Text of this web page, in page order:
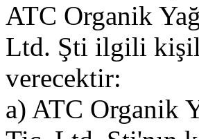
ATC Organik
Ltd. Şti ilgili
verecektir:
a) ATC Organik